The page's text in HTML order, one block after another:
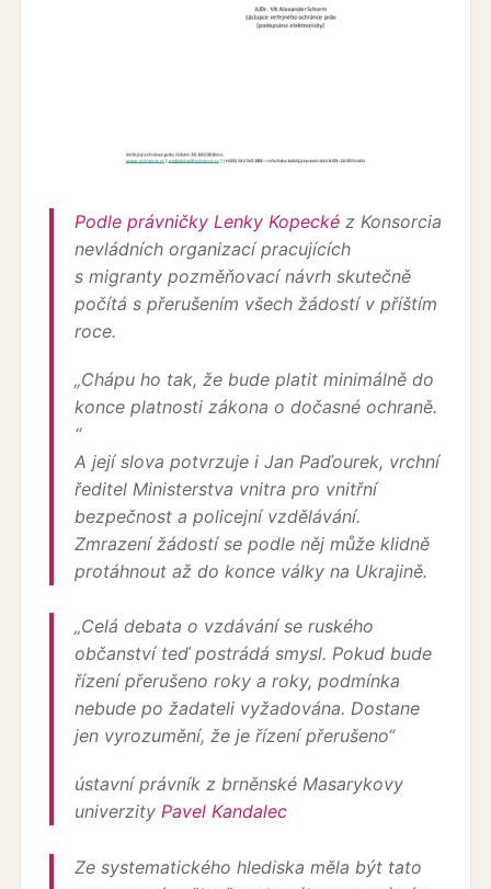
Podle právničky Lenky Kopeckéz Konsorcia
nevládních organizací pracujících
s migranty pozměňovací návrh skutečně
počítá s přerušením všech žádostí v příštím
roce.
„Chápu ho tak, že bude platit minimálně do
konce platnosti zákona o dočasné ochraně.
“
A její slova potvrzuje i Jan Paďourek, vrchní
ředitel Ministerstva vnitra pro vnitřní
bezpečnost a policejní vzdělávání.
Zmrazení žádostí se podle něj může klidně
protáhnout až do konce války na Ukrajině.
„Celá debata o vzdávání se ruského
občanství teď postrádá smysl. Pokud bude
řízení přerušeno roky a roky, podmínka
nebude po žadateli vyžadována. Dostane
jen vyrozumění, že je řízení přerušeno“
ústavní právník z brněnské Masarykovy
univerzity Pavel Kandalec
Ze systematického hlediska měla být tato